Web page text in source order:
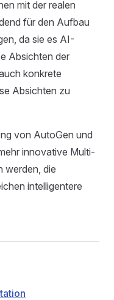
mit der realen
für den Aufbau
da sie es AI-
Absichten der
konkrete
Absichten zu
von AutoGen und
innovative Multi-
werden, die
intelligentere